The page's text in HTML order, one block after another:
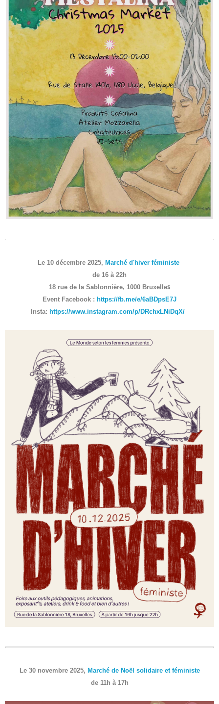
Le 10 décembre 2025, Marché d'hiver féministe
de 16 à 22h
18 rue de la Sablonnière, 1000 Bruxelles
Event Facebook : https://fb.me/e/6aBDpsE7J
Insta: https://www.instagram.com/p/DRchxLNiDqX/
Le 30 novembre 2025, Marché de Noël solidaire et féministe
de 11h à 17h